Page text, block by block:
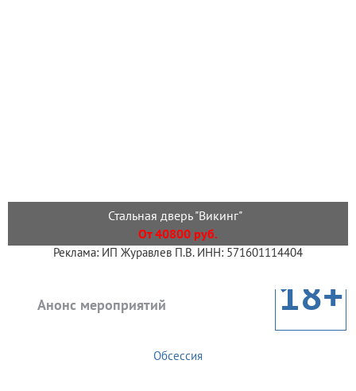
Стальная дверь "Викинг"
От 40800 руб.
Реклама: ИП Журавлев П.В. ИНН: 571601114404
Анонс мероприятий 18+
Обсессия